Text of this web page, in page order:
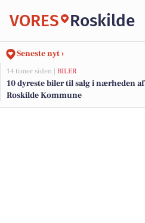
VORES Roskilde
Seneste nyt ›
14 timer siden | BILER
10 dyreste biler til salg i nærheden af
Roskilde Kommune